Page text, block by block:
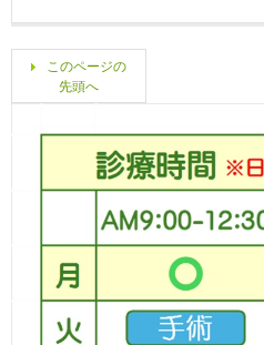
このページの
先頭へ